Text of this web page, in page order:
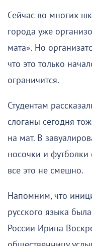
Сейчас во многих
города уже
мата». Но
что это только
ограничится.
Студентам
слоганы сегодня
на мат. В
носочки и
все это не смешно.
Напомним, что
русского языка
России Ирина